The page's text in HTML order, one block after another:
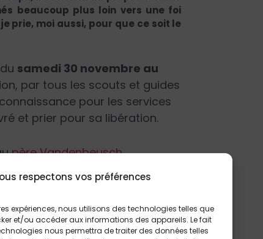
respectons vos préférences
expériences, nous utilisons des technologies telles que
et/ou accéder aux informations des appareils. Le fait
nous permettra de traiter des données telles
beaucoup plus loin vers une foi
prie, moi aussi, pour que ce soit le
samedi 30 novembre au
par tous les scouts et guides
pour les services
et prier pour sa libération.
père Vandenbeusch
PAUL II